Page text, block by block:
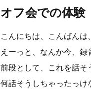
オフ会での体験
こんにちは、こんばんは
えーっと、なんか今、
前段として、これを話そ
何話そうしちゃったっけ